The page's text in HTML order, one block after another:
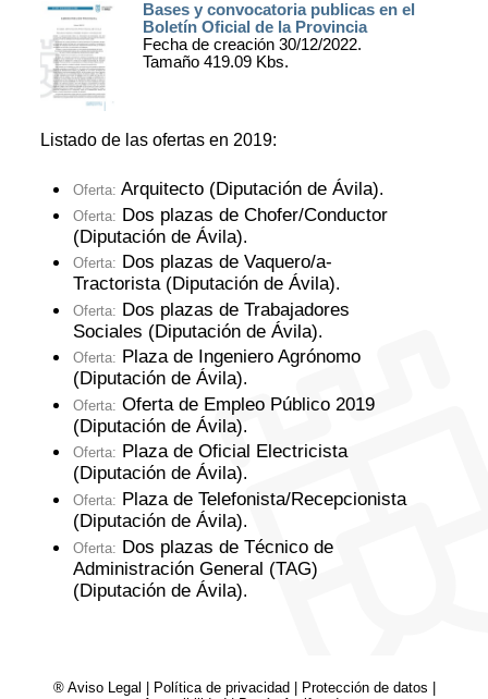
Bases y convocatoria publicas en el
Boletín Oficial de la Provincia
Fecha de creación 30/12/2022.
Tamaño 419.09 Kbs.
Listado de las ofertas en 2019:
Oferta: Arquitecto (Diputación de Ávila).
Oferta: Dos plazas de Chofer/Conductor
(Diputación de Ávila).
Oferta: Dos plazas de Vaquero/a-
Tractorista (Diputación de Ávila).
Oferta: Dos plazas de Trabajadores
Sociales (Diputación de Ávila).
Oferta: Plaza de Ingeniero Agrónomo
(Diputación de Ávila).
Oferta: Oferta de Empleo Público 2019
(Diputación de Ávila).
Oferta: Plaza de Oficial Electricista
(Diputación de Ávila).
Oferta: Plaza de Telefonista/Recepcionista
(Diputación de Ávila).
Oferta: Dos plazas de Técnico de
Administración General (TAG)
(Diputación de Ávila).
® Aviso Legal Política de privacidad Protección de datos